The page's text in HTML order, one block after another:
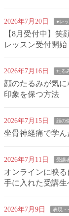
2026年7月20日 ●レ
【8月受付中】
レッスン受付開始
2026年7月16日 たる
顔のたるみが気
印象を保つ方法
2026年7月15日 顔の
坐骨神経痛で学
2026年7月11日 受講
オンラインに映
手に入れた受講
2026年7月9日 表現・